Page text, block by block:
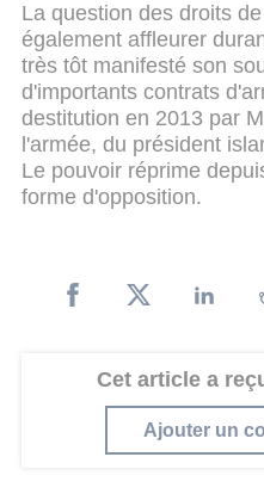
La question des droits
également affleurer
très tôt manifesté son
d'importants contrats
destitution en 2013 par
l'armée, du président
Le pouvoir réprime
forme d'opposition.
Cet article a
Ajouter un